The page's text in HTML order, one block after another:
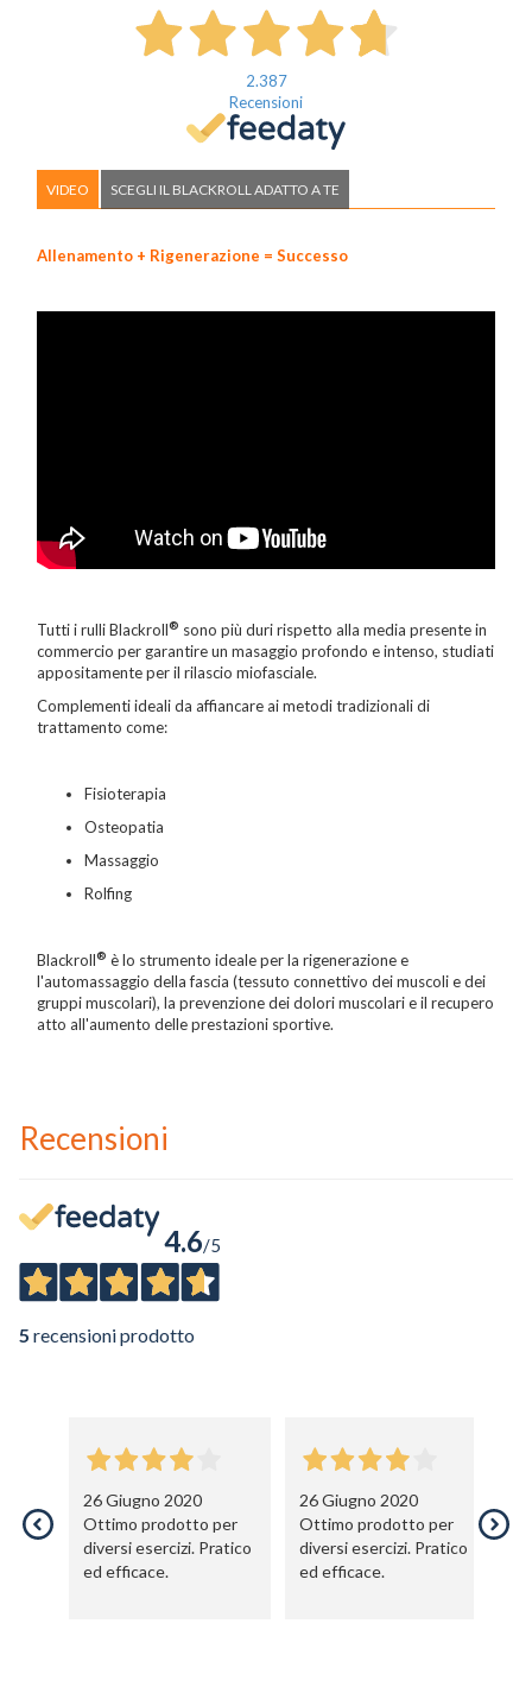
2.387
Recensioni
VIDEO SCEGLI IL BLACKROLL ADATTO A TE
Allenamento + Rigenerazione = Successo
Tutti i rulli Blackroll® sono più duri rispetto alla media presente in
commercio per garantire un masaggio profondo e intenso, studiati
appositamente per il rilascio miofasciale.
Complementi ideali da affiancare ai metodi tradizionali di
trattamento come:
Fisioterapia
Osteopatia
Massaggio
Rolfing
Blackroll® è lo strumento ideale per la rigenerazione e
l'automassaggio della fascia (tessuto connettivo dei muscoli e dei
gruppi muscolari), la prevenzione dei dolori muscolari e il recupero
atto all'aumento delle prestazioni sportive.
Recensioni
4.6/5
5 recensioni prodotto
26 Giugno 2020
Ottimo prodotto per
diversi esercizi. Pratico
ed efficace.
26 Giugno 2020
Ottimo prodotto per
diversi esercizi. Pratico
ed efficace.